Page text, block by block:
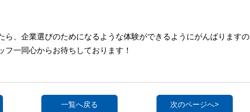
ら、企業選びのためになるような体験ができるようにがんばりますの
フ一同心からお待ちしております！
一覧へ戻る 次のページへ>